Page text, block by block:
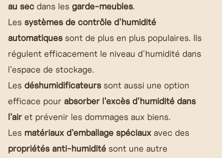
au sec dans les garde-meubles.
Les systèmes de contrôle d'humidité
automatiques sont de plus en plus populaires. Ils
régulent efficacement le niveau d'humidité dans
l'espace de stockage.
Les déshumidificateurs sont aussi une option
efficace pour absorber l'excès d'humidité dans
l'air et prévenir les dommages aux biens.
Les matériaux d'emballage spéciaux avec des
propriétés anti-humidité sont une autre